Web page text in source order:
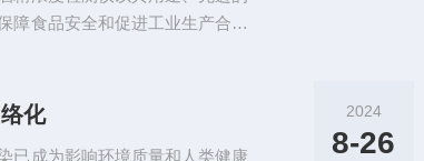
障食品安全和促进工业生产合规
测驾驶员体内的酒精含量，有效
化
已成为影响环境质量和人类健康
2024
8-26